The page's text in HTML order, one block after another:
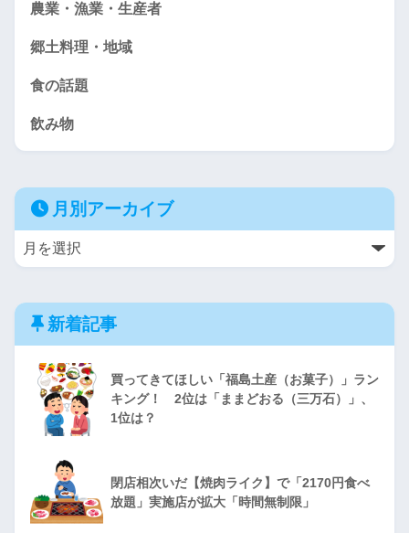
農業・漁業・生産者
郷土料理・地域
食の話題
飲み物
月別アーカイブ
新着記事
買ってきてほしい「福島土産（お菓子）」ラン
キング！ 2位は「ままどおる（三万石）」、
1位は？
閉店相次いだ【焼肉ライク】で「2170円食べ
放題」実施店が拡大「時間無制限」